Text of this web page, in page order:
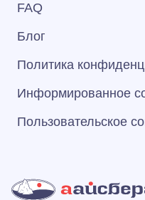
FAQ
Блог
Политика
Информированное
Пользовательское